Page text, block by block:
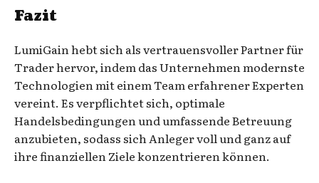
Fazit
LumiGain hebt sich als vertrauensvoller Partner für
Trader hervor, indem das Unternehmen modernste
Technologien mit einem Team erfahrener Experten
vereint. Es verpflichtet sich, optimale
Handelsbedingungen und umfassende Betreuung
anzubieten, sodass sich Anleger voll und ganz auf
ihre finanziellen Ziele konzentrieren können.